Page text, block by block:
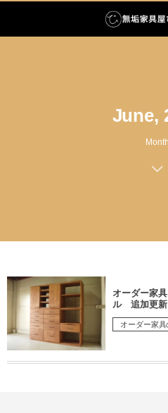
June,
Month
オーダー
ル 追加更新
オーダー家